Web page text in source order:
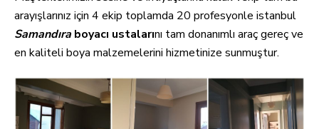
arayışlarınız için 4 ekip toplamda 20 profesyonle istanbul
Samandıra boyacı ustalarını tam donanımlı araç gereç ve
en kaliteli boya malzemelerini hizmetinize sunmuştur.